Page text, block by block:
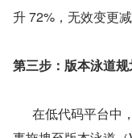
升 72%，无效变更减
第三步：版本泳道